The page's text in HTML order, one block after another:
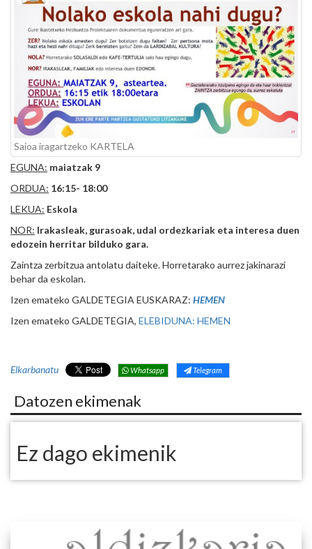
Saioa iragartzeko KARTELA
EGUNA: maiatzak 9
ORDUA: 16:15- 18:00
LEKUA: Eskola
NOR: Irakasleak, gurasoak, udal ordezkariak eta interesa duen
edozein herritar bilduko gara.
Zaintza zerbitzua antolatu daiteke. Horretarako aurrez jakinarazi
behar da eskolan.
Izen emateko GALDETEGIA EUSKARAZ: HEMEN
Izen emateko GALDETEGIA, ELEBIDUNA: HEMEN
Elkarbanatu Whatsapp Telegram
Datozen ekimenak
Ez dago ekimenik